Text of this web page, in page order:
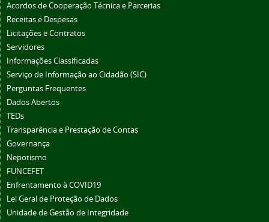
Acordos de Cooperação Técnica e Parcerias
Receitas e Despesas
Licitações e Contratos
Servidores
Informações Classificadas
Serviço de Informação ao Cidadão (SIC)
Perguntas Frequentes
Dados Abertos
TEDs
Transparência e Prestação de Contas
Governança
Nepotismo
FUNCEFET
Enfrentamento à COVID19
Lei Geral de Proteção de Dados
Unidade de Gestão de Integridade